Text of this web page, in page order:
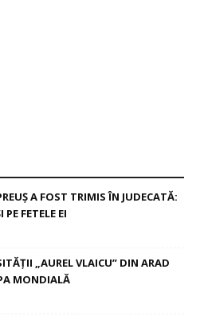
A FOST TRIMIS ÎN JUDECATĂ:
FETELE EI
„AUREL VLAICU” DIN ARAD
MONDIALĂ